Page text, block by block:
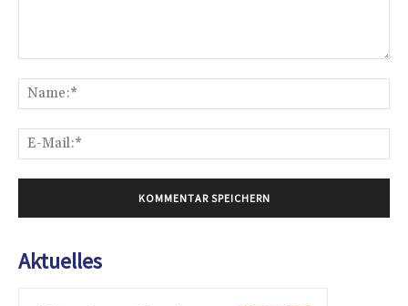
Aktuelles